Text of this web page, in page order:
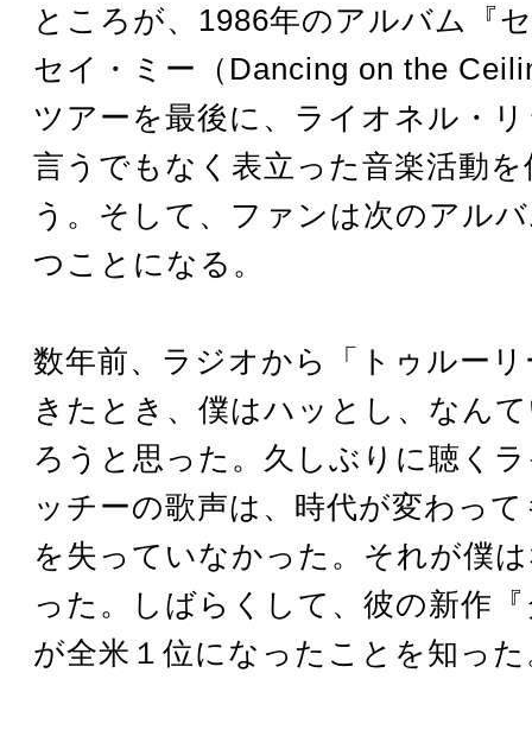
ところが、1986年のアルバム『
セイ・ミー（Dancing on the
ツアーを最後に、ライオネル・
言うでもなく表立った音楽活動
う。そして、ファンは次のアル
つことになる。
数年前、ラジオから「トゥルー
きたとき、僕はハッとし、なん
ろうと思った。久しぶりに聴く
ッチーの歌声は、時代が変わっ
を失っていなかった。それが僕
った。しばらくして、彼の新作
が全米１位になったことを知った